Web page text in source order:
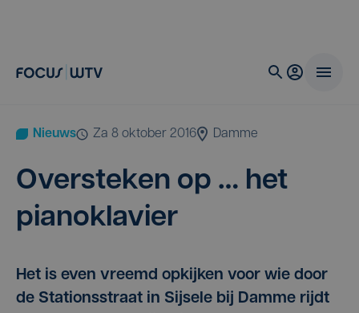
Nieuws za 8 oktober 2016 Damme
Over­ste­ken op … het
pianoklavier
Het is even vreemd opkijken voor wie door
de Stationsstraat in Sijsele bij Damme rijdt